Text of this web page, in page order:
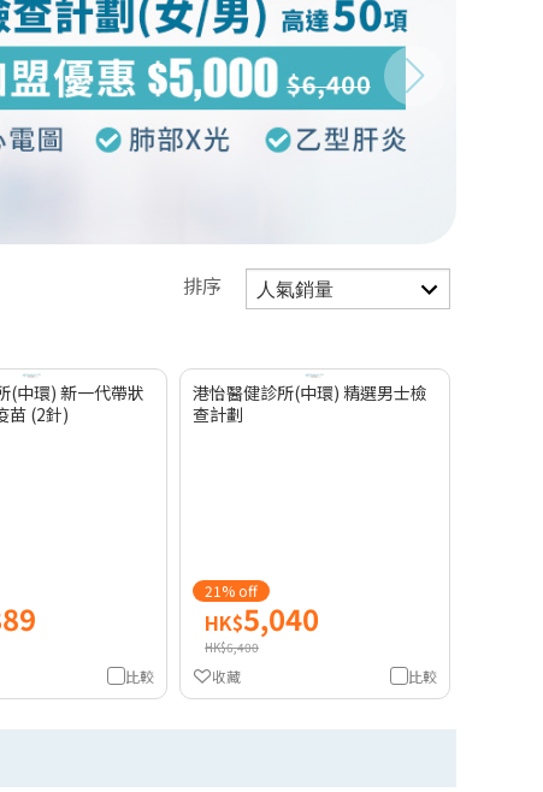
排序
(中環) 新一代帶狀
苗 (2針)
比較
港怡醫健診所(中環) 精選男士檢
查計劃
21% off
HK$5,040
HK$6,400
比較
收藏